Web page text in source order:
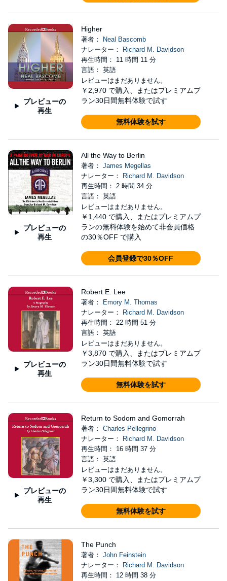
プレビューの
再生
Higher
著者：
Neal Bascomb
ナレーター：
Richard M. Davidson
再生時間： 11 時間 11 分
言語： 英語
レビューはまだありません。
￥2,970 で購入、またはプレミアムプ
ラン30日間無料体験で試す
無料体験を試す
プレビューの
再生
All the Way to Berlin
著者： James Megellas
ナレーター：
Richard M. Davidson
再生時間： 2 時間 34 分
言語： 英語
レビューはまだありません。
￥1,440 で購入、またはプレミアムプ
ランの無料体験を始めて非会員価格
の30％OFF で購入
会員登録で30％OFF
プレビューの
再生
Robert E. Lee
著者：
Emory M. Thomas
ナレーター：
Richard M. Davidson
再生時間： 22 時間 51 分
言語： 英語
レビューはまだありません。
￥3,870 で購入、またはプレミアムプ
ラン30日間無料体験で試す
無料体験を試す
プレビューの
再生
Return to Sodom and Gomorrah
著者： Charles Pellegrino
ナレーター：
Richard M. Davidson
再生時間： 16 時間 37 分
言語： 英語
レビューはまだありません。
￥3,300 で購入、またはプレミアムプ
ラン30日間無料体験で試す
無料体験を試す
The Punch
著者： John Feinstein
ナレーター：
Richard M. Davidson
再生時間： 12 時間 38 分